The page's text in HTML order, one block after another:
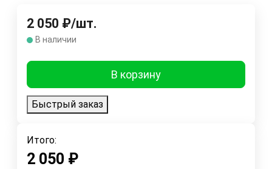
2 050 ₽/шт.
В наличии
В корзину
Быстрый заказ
Итого:
2 050 ₽